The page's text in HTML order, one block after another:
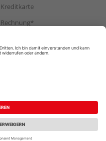
Kreditkarte
Rechnung*
Versand
Widerruf
Datenschutz
Vertrag widerrufen